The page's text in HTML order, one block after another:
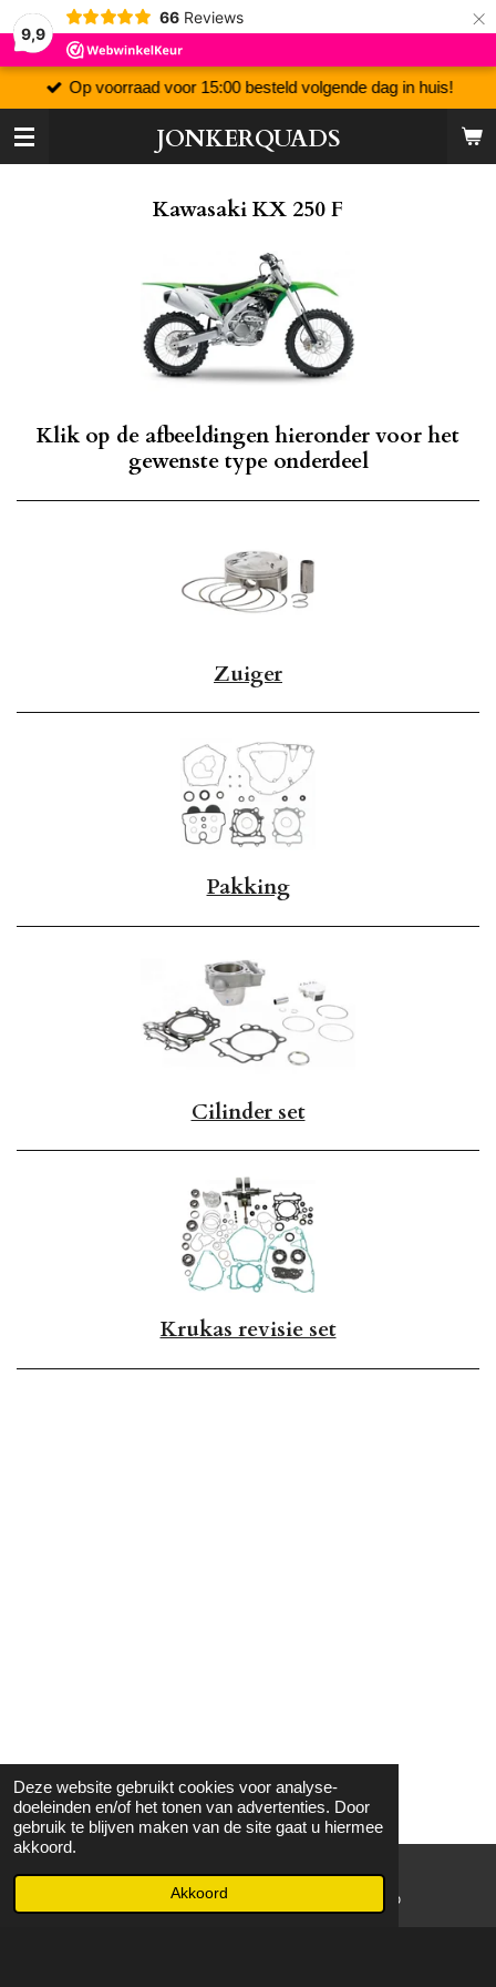
Deze website gebruikt cookies voor analyse-
doeleinden en/of het tonen van advertenties. Door
gebruik te blijven maken van de site gaat u hiermee
akkoord.
Akkoord
9,9
66 Reviews ×
JONKERQUADS
Op voorraad voor 15:00 besteld volgende dag in huis!
Kawasaki KX 250 F
Klik op de afbeeldingen hieronder voor het
gewenste type onderdeel
Zuiger
Pakking
Cilinder set
Krukas revisie set
WhatsApp